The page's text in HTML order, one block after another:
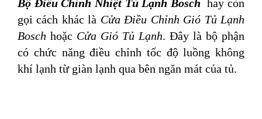
Bộ Điều Chỉnh Nhiệt Tủ Lạnh Bosch hay còn
gọi cách khác là Cửa Điều Chỉnh Gió Tủ Lạnh
Bosch hoặc Cửa Gió Tủ Lạnh. Đây là bộ phận
có chức năng điều chỉnh tốc độ luồng không
khí lạnh từ giàn lạnh qua bên ngăn mát của tủ.